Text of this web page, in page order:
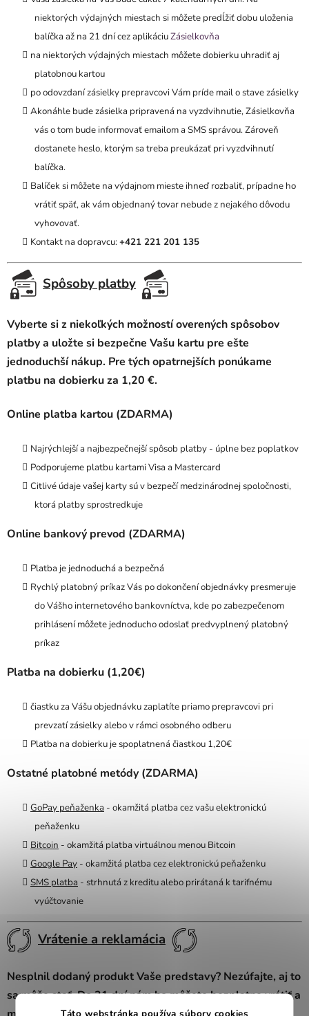
Táto webstránka používa súbory cookies
niektorých výdajných miestach si môžete predĺžiť dobu uloženia
balíčka až na 21 dní cez aplikáciuZásielkovňa
na niektorých výdajných miestach môžete dobierku uhradiť aj
platobnou kartou
po odovzdaní zásielky prepravcovi Vám príde mail o stave zásielky
Akonáhle bude zásielka pripravená na vyzdvihnutie, Zásielkovňa
vás o tom bude informovať emailom a SMS správou. Zároveň
dostanete heslo, ktorým sa treba preukázať pri vyzdvihnutí
balíčka.
Balíček si môžete na výdajnom mieste ihneď rozbaliť, prípadne ho
vrátiť späť, ak vám objednaný tovar nebude z nejakého dôvodu
vyhovovať.
Kontakt na dopravcu:+421 221 201 135
Spôsoby platby
Vyberte si z niekoľkých možností overených spôsobov
platby a uložte si bezpečne Vašu kartu pre ešte
jednoduchší nákup. Pre tých opatrnejších ponúkame
platbu na dobierku za 1,20 €.
Online platba kartou (ZDARMA)
Najrýchlejší a najbezpečnejší spôsob platby - úplne bez poplatkov
Podporujeme platbu kartami Visa a Mastercard
Citlivé údaje vašej karty sú v bezpečí medzinárodnej spoločnosti,
ktorá platby sprostredkuje
Online bankový prevod (ZDARMA)
Platba je jednoduchá a bezpečná
Rychlý platobný príkaz Vás po dokončení objednávky presmeruje
do Vášho internetového bankovníctva, kde po zabezpečenom
prihlásení môžete jednoducho odoslať predvyplnený platobný
príkaz
Platba na dobierku (1,20€)
čiastku za Vášu objednávku zaplatíte priamo prepravcovi pri
prevzatí zásielky alebo v rámci osobného odberu
Platba na dobierku je spoplatnená čiastkou 1,20€
Ostatné platobné metódy (ZDARMA)
GoPay peňaženka - okamžitá platba cez vašu elektronickú
peňaženku
Bitcoin - okamžitá platba virtuálnou menou Bitcoin
Google Pay - okamžitá platba cez elektronickú peňaženku
SMS platba - strhnutá z kreditu alebo prirátaná k tarifnému
vyúčtovanie
Vrátenie a reklamácia
Nesplnil dodaný produkt Vaše predstavy? Nezúfajte, aj to
sa môže stať. Do 31 dní nám ho môžete bezplatne vrátiť a